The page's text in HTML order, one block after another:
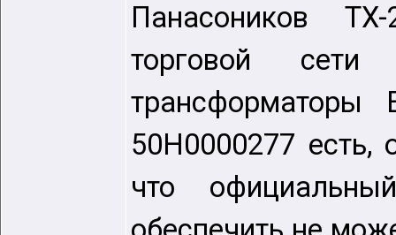
Панасоников
торговой
трансформаторы
50H0000277 есть,
что